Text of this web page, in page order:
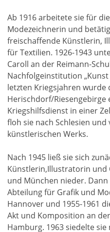
Ab 1916 arbeitete sie für
Modezeichnerin und
freischaffende Künstlerin,
für Textilien. 1926-1943
Caroll an der Reimann-
Nachfolgeinstitution
letzten Kriegsjahren wurde
Herischdorf/Riesengebirge
Kriegshilfsdienst in einer
floh sie nach Schlesien
künstlerischen Werks.
Nach 1945 ließ sie sich
Künstlerin,Illustratorin und
und München nieder.
Abteilung für Grafik und
Hannover und 1955-1961
Akt und Komposition an
Hamburg. 1963 siedelte